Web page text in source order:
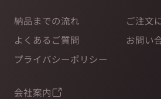
納品までの流れ
ご注文
よくあるご質問
お問い
プライバシーポリシー
会社案内